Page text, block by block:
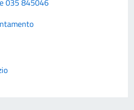
035 845046